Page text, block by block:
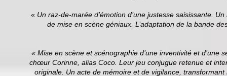
« Un raz-de-marée d’émotion d’une justesse saisissante.
de mise en scène géniaux. L’adaptation de la bande
« Mise en scène et scénographie d’une inventivité et
chœur Corinne, alias Coco. Leur jeu conjugue retenue et
originale. Un acte de mémoire et de vigilance,